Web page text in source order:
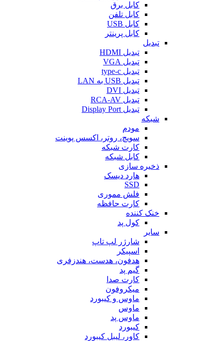
کابل برق
کابل تلفن
کابل USB
کابل پرینتر
تبدیل
تبدیل HDMI
تبدیل VGA
تبدیل type-c
تبدیل USB به LAN
تبدیل DVI
تبدیل RCA-AV
تبدیل Display Port
شبکه
مودم
سویچ، روتر، اکسس پوینت
کارت شبکه
کابل شبکه
ذخیره سازی
هارد دیسک
SSD
فلش مموری
کارت حافظه
خنک کننده
کول پد
سایر
شارژر لپ تاپ
اسپیکر
هدفون، هدست، هندزفری
گیم پد
کارت صدا
میکروفون
ماوس و کیبورد
ماوس
ماوس پد
کیبورد
کاور، لیبل کیبورد